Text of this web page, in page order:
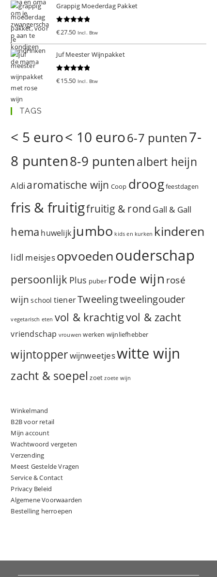
Grappig Moederdag Pakket
€27.50 Incl. Btw
Juf Meester Wijnpakket
€15.50 Incl. Btw
TAGS
< 5 euro< 10 euro6-7 punten7-
8 punten8-9 puntenalbert heijn
Aldi aromatische wijn Coop droogfeestdagen
fris & fruitigfruitig & rond Gall & Gall
hema huwelijk jumbo kids en kurken kinderen
lidl meisjesopvoedenouderschap
persoonlijk Plus puber rode wijn rosé
wijn school tienerTweelingtweelingouder
vegetarisch eten vol & krachtigvol & zacht
vriendschap vrouwen werken wijnliefhebber
wijntopperwijnweetjeswitte wijn
zacht & soepel zoet zoete wijn
Winkelmand
B2B voor retail
Mijn account
Wachtwoord vergeten
Verzending
Meest Gestelde Vragen
Service & Contact
Privacy Beleid
Algemene Voorwaarden
Bestelling herroepen